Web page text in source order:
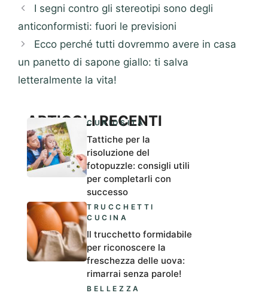
I segni contro gli stereotipi sono degli
anticonformisti: fuori le previsioni
Ecco perché tutti dovremmo avere in casa
un panetto di sapone giallo: ti salva
letteralmente la vita!
ARTICOLI RECENTI
CURIOSITÀ
Tattiche per la
risoluzione del
fotopuzzle: consigli utili
per completarli con
successo
TRUCCHETTI
CUCINA
Il trucchetto formidabile
per riconoscere la
freschezza delle uova:
rimarrai senza parole!
BELLEZZA